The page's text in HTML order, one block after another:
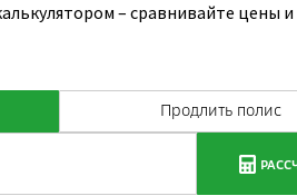
– сравнивайте цены